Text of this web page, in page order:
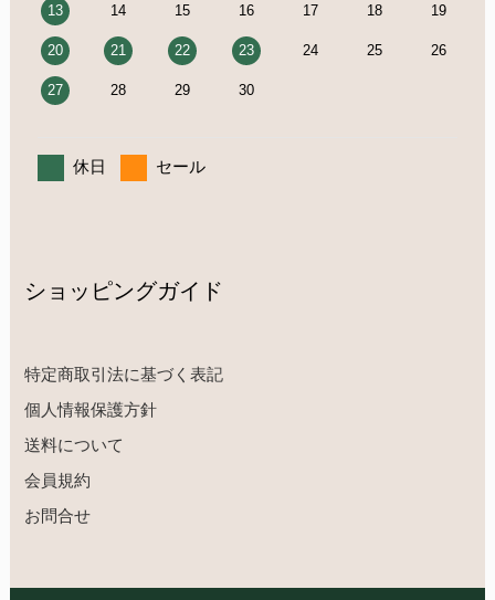
13 14 15 16 17 18 19
20 21 22 23 24 25 26
27 28 29 30
休日 セール
ショッピングガイド
特定商取引法に基づく表記
個人情報保護方針
送料について
会員規約
お問合せ